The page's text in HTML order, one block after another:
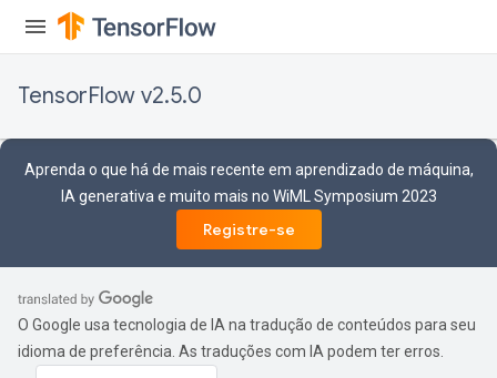
TensorFlow v2.5.0
Aprenda o que há de mais recente em aprendizado de máquina,
IA generativa e muito mais no WiML Symposium 2023
Registre-se
O Google usa tecnologia de IA na tradução de conteúdos para seu
idioma de preferência. As traduções com IA podem ter erros.